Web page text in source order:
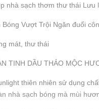
nhà sạch thơm thư thái
Vượt Trội Ngăn đuổi
mát, thư thái
TINH DẦU THẢO MỘC
thiên nhiên sử dụng
nhà sạch bóng mà mùi